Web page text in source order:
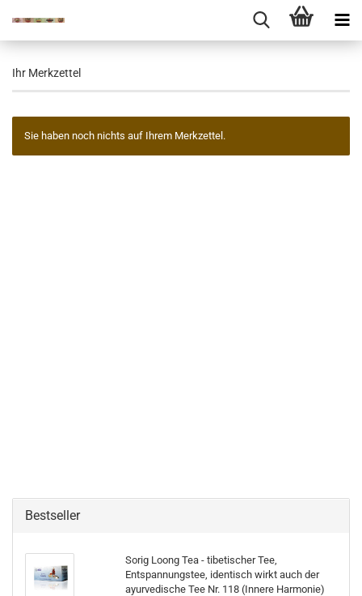
Ihr Merkzettel
Sie haben noch nichts auf Ihrem Merkzettel.
Bestseller
Sorig Loong Tea - tibetischer Tee,
Entspannungstee, identisch wirkt auch der
ayurvedische Tee Nr. 118 (Innere Harmonie)